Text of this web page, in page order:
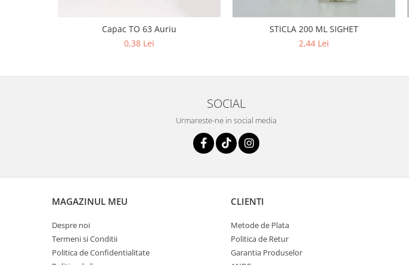
Capac TO 63 Auriu
0,38 Lei
STICLA 200 ML SIGHET
2,44 Lei
SOCIAL
Urmareste-ne in social media
MAGAZINUL MEU
Despre noi
Termeni si Conditii
Politica de Confidentialitate
CLIENTI
Metode de Plata
Politica de Retur
Garantia Produselor